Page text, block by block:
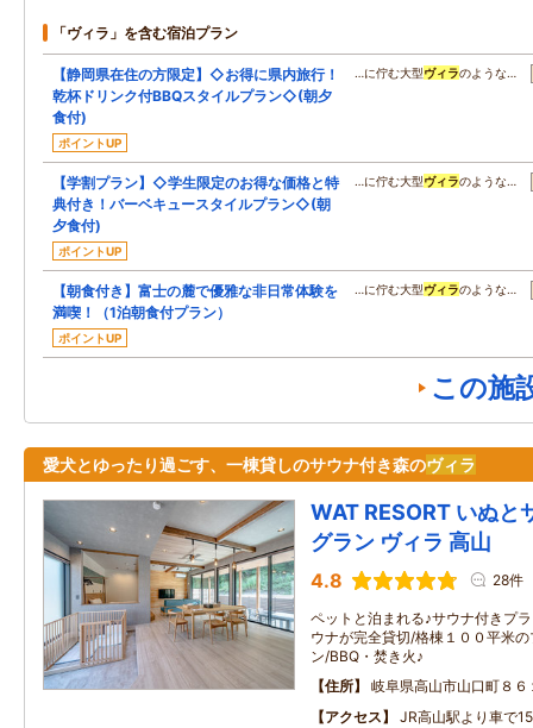
「ヴィラ」を含む宿泊プラン
【静岡県在住の方限定】◇お得に県内旅行！
乾杯ドリンク付BBQスタイルプラン◇(朝夕
食付)
ポイントUP
…に佇む大型ヴィラのような…
【学割プラン】◇学生限定のお得な価格と特
典付き！バーベキュースタイルプラン◇(朝
夕食付)
ポイントUP
…に佇む大型ヴィラのような…
【朝食付き】富士の麓で優雅な非日常体験を
満喫！（1泊朝食付プラン）
ポイントUP
…に佇む大型ヴィラのような…
この施
愛犬とゆったり過ごす、一棟貸しのサウナ付き森のヴィラ
WAT RESORT いぬと
グラン ヴィラ 高山
4.8 28件
ペットと泊まれる♪サウナ付きプ
ウナが完全貸切/格棟１００平米
ン/BBQ・焚き火♪
住所
岐阜県高山市山口町８６
アクセス
JR高山駅より車で